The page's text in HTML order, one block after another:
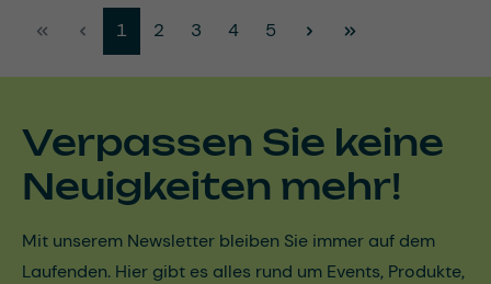
Seite
1 Seite
2 Seite
3 Seite
4 Seite
5
Verpassen Sie keine
Neuigkeiten mehr!
Mit unserem Newsletter bleiben Sie immer auf dem
Laufenden. Hier gibt es alles rund um Events, Produkte,